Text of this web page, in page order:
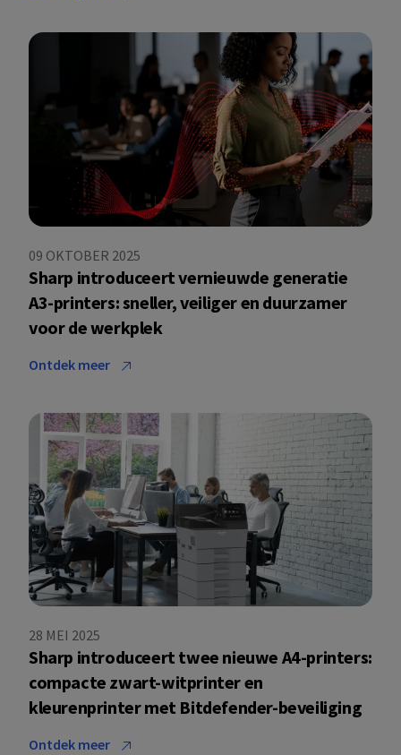
09 OKTOBER 2025
Sharp introduceert vernieuwde generatie
A3-printers: sneller, veiliger en duurzamer
voor de werkplek
Ontdek meer
28 MEI 2025
Sharp introduceert twee nieuwe A4-printers:
compacte zwart-witprinter en
kleurenprinter met Bitdefender-beveiliging
Ontdek meer